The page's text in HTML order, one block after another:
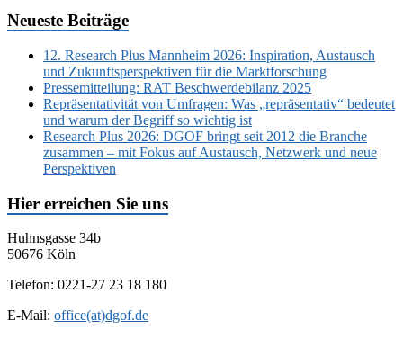
Neueste Beiträge
12. Research Plus Mannheim 2026: Inspiration, Austausch
und Zukunftsperspektiven für die Marktforschung
Pressemitteilung: RAT Beschwerdebilanz 2025
Repräsentativität von Umfragen: Was „repräsentativ“ bedeutet
und warum der Begriff so wichtig ist
Research Plus 2026: DGOF bringt seit 2012 die Branche
zusammen – mit Fokus auf Austausch, Netzwerk und neue
Perspektiven
Hier erreichen Sie uns
Huhnsgasse 34b
50676 Köln
Telefon: 0221-27 23 18 180
E-Mail: office(at)dgof.de